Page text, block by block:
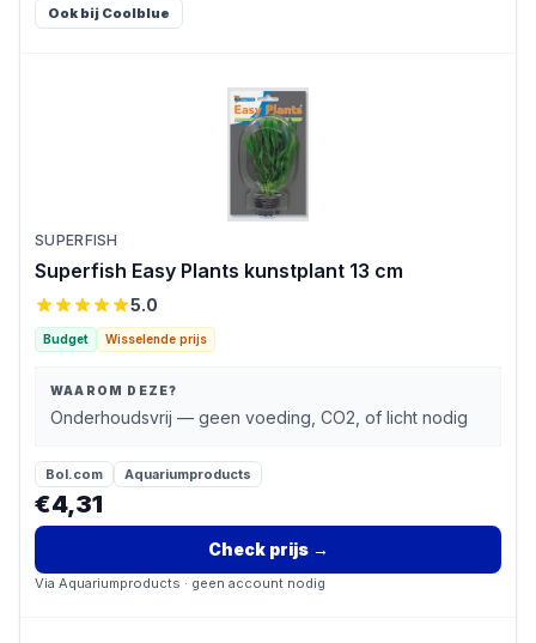
Ook bij Coolblue
SUPERFISH
Superfish Easy Plants kunstplant 13 cm
5.0
Budget Wisselende prijs
WAAROM DEZE?
Onderhoudsvrij — geen voeding, CO2, of licht nodig
Bol.com Aquariumproducts
€4,31
Check prijs→
Via Aquariumproducts · geen account nodig